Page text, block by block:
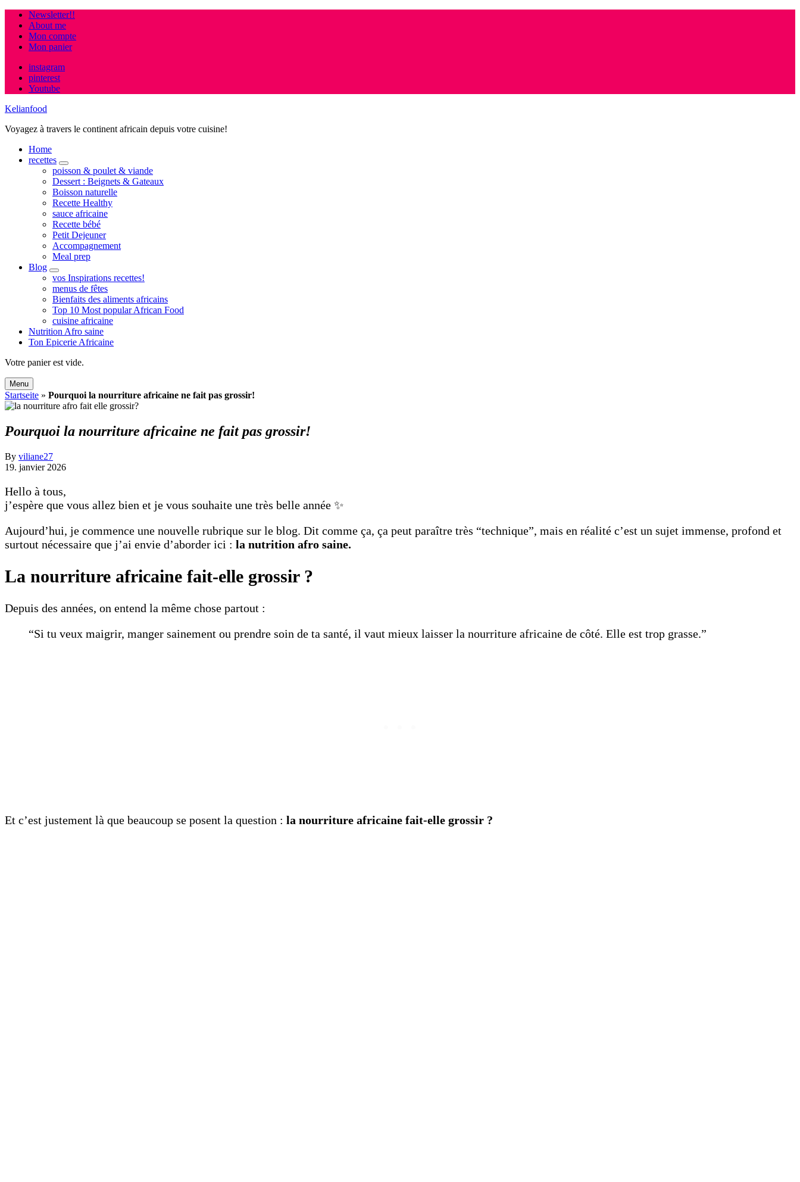
Newsletter!!
About me
Mon compte
Mon panier
instagram
pinterest
Youtube
Kelianfood
Voyagez à travers le continent africain depuis votre cuisine!
Home
recettes
expand
child
menu
poisson & poulet & viande
Dessert : Beignets & Gateaux
Boisson naturelle
Recette Healthy
sauce africaine
Recette bébé
Petit Dejeuner
Accompagnement
Meal prep
Blog
expand
child
menu
vos Inspirations recettes!
menus de fêtes
Bienfaits des aliments africains
Top 10 Most popular African Food
cuisine africaine
Nutrition Afro saine
Ton Epicerie Africaine
Search
Votre panier est vide.
Menu
Startseite » Pourquoi la nourriture africaine ne fait pas grossir!
Pourquoi la nourriture africaine ne fait pas grossir!
By viliane27
19. janvier 2026
Hello à tous,
j’espère que vous allez bien et je vous souhaite une très belle année ✨
Aujourd’hui, je commence une nouvelle rubrique sur le blog. Dit comme ça, ça peut paraître très “technique”, mais en réalité c’est un sujet immense, profond et
surtout nécessaire que j’ai envie d’aborder ici : la nutrition afro saine.
La nourriture africaine fait-elle grossir ?
Depuis des années, on entend la même chose partout :
“Si tu veux maigrir, manger sainement ou prendre soin de ta santé, il vaut mieux laisser la nourriture africaine de côté. Elle est trop grasse.”
Et c’est justement là que beaucoup se posent la question : la nourriture africaine fait-elle grossir ?